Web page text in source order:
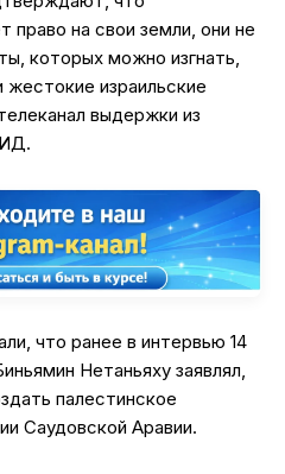
право на свои земли, они не
которых можно изгнать,
жестокие израильские
выдержки из
что ранее в интервью 14
Нетаньяху заявлял,
палестинское
Саудовской Аравии.